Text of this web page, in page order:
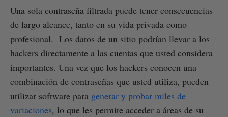
Una sola contraseña filtrada puede tener consecuencias
de largo alcance, tanto en su vida privada como
profesional. Los datos de un sitio podrían llevar a los
hackers directamente a las cuentas que usted considera
importantes. Una vez que los hackers conocen una
combinación de contraseñas que usted utiliza, pueden
utilizar software para generar y probar miles de
variaciones, lo que les permite acceder a áreas de su